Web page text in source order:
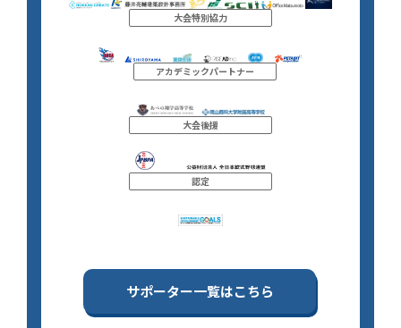
大会特別協力
アカデミックパートナー
大会後援
認定
サポーター一覧はこちら